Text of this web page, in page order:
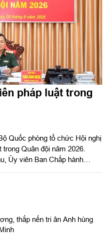
pháp luật trong
Quốc phòng tổ chức Hội nghị
Quân đội năm 2026.
Ủy viên Ban Chấp hành
tuyến tại 122 điểm cầu
thắp nến tri ân Anh hùng